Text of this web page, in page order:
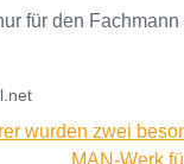
für den
wurden zwei
MAN-Werk